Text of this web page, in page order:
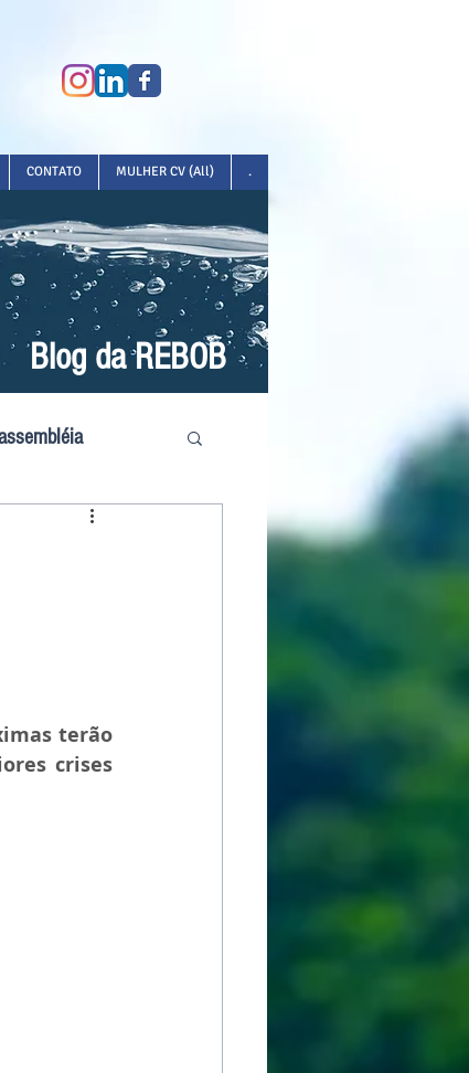
CONTATO MULHER CV (All) .
Blog da REBOB
terão
crises